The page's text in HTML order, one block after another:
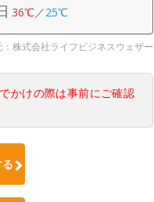
36℃／25℃
株式会社ライフビジネスウェザー
かけの際は事前にご確認